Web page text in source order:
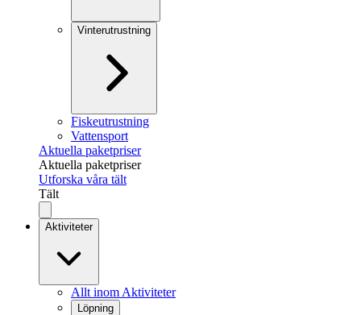
Vinterutrustning
Fiskeutrustning
Vattensport
Aktuella paketpriser
Aktuella paketpriser
Utforska våra tält
Tält
Aktiviteter
Allt inom Aktiviteter
Löpning